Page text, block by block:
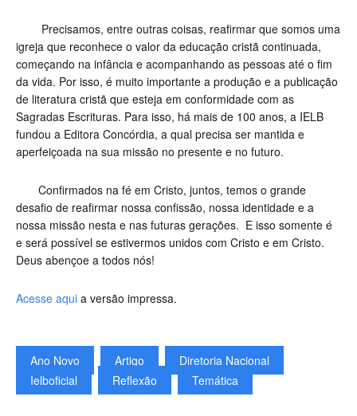
Precisamos, entre outras coisas, reafirmar que somos uma
igreja que reconhece o valor da educação cristã continuada,
começando na infância e acompanhando as pessoas até o fim
da vida. Por isso, é muito importante a produção e a publicação
de literatura cristã que esteja em conformidade com as
Sagradas Escrituras. Para isso, há mais de 100 anos, a IELB
fundou a Editora Concórdia, a qual precisa ser mantida e
aperfeiçoada na sua missão no presente e no futuro.
Confirmados na fé em Cristo, juntos, temos o grande
desafio de reafirmar nossa confissão, nossa identidade e a
nossa missão nesta e nas futuras gerações. E isso somente é
e será possível se estivermos unidos com Cristo e em Cristo.
Deus abençoe a todos nós!
Acesse aqui a versão impressa.
Ano Novo Artigo
Diretoria Nacional
Ielboficial
Reflexão Temática